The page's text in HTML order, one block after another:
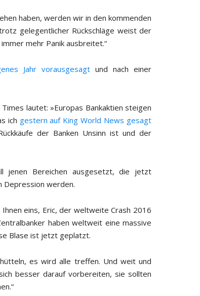
haben, werden wir in den kommenden
gelegentlicher Rückschläge weist der
mehr Panik ausbreitet.“
Jahr vorausgesagt und nach einer
lautet: »Europas Bankaktien steigen
ich gestern auf King World News gesagt
der Banken Unsinn ist und der
jenen Bereichen ausgesetzt, die jetzt
Depression werden.
eins, Eric, der weltweite Crash 2016
haben weltweit eine massive
Blase ist jetzt geplatzt.
es wird alle treffen. Und weit und
besser darauf vorbereiten, sie sollten